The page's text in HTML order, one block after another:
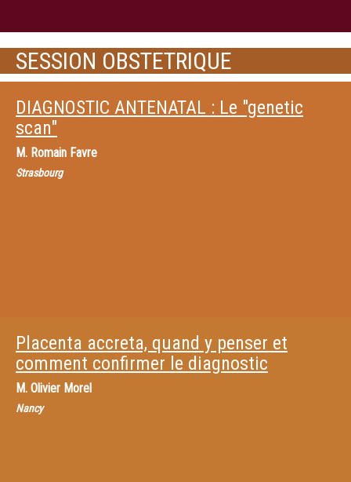
SESSION OBSTETRIQUE
DIAGNOSTIC ANTENATAL : Le "genetic
scan"
M. Romain Favre
Strasbourg
Placenta accreta, quand y penser et
comment confirmer le diagnostic
M. Olivier Morel
Nancy